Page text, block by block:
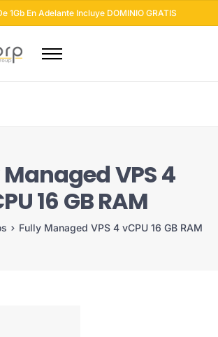
1Gb En Adelante Incluye DOMINIO GRATIS
VPS 4
16 GB RAM
Fully Managed VPS 4 vCPU 16 GB RAM